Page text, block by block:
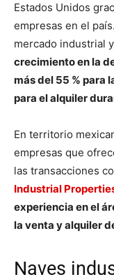
Estados Unidos
empresas en el
mercado industrial
crecimiento en la
más del 55 % para
para el alquiler
En territorio
empresas que
las transacciones
Industrial
experiencia en el
la venta y alquiler
Naves